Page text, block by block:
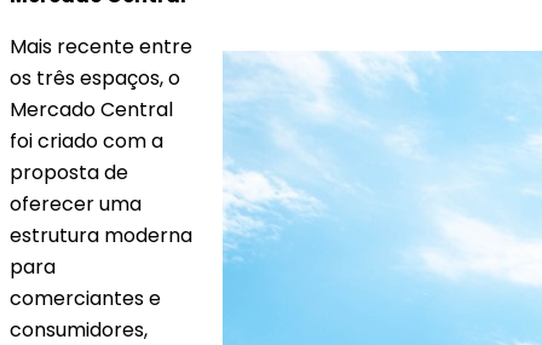
Mais recente entre
os três espaços, o
Mercado Central
foi criado com a
proposta de
oferecer uma
estrutura moderna
para
comerciantes e
consumidores,